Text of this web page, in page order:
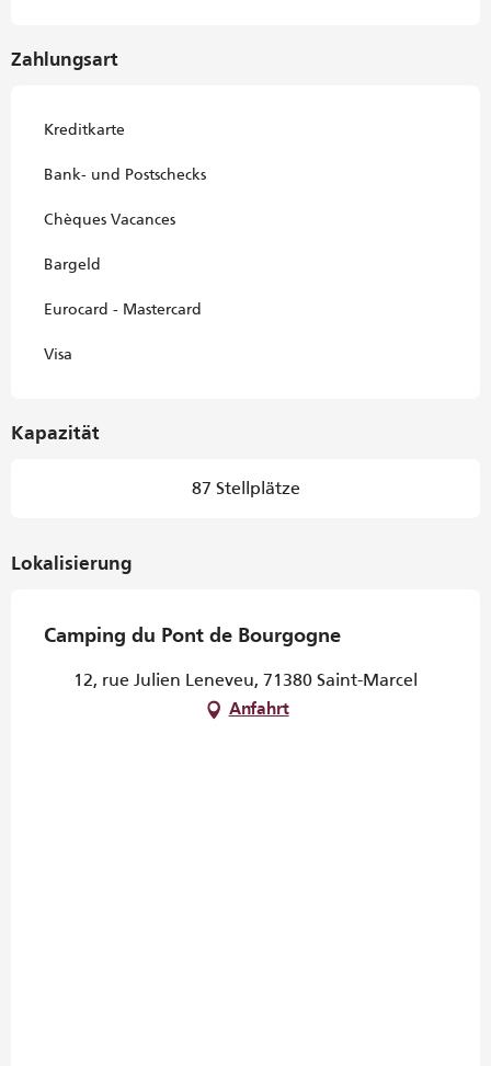
Zahlungsart
Kreditkarte
Bank- und Postschecks
Chèques Vacances
Bargeld
Eurocard - Mastercard
Visa
Kapazität
87 Stellplätze
Lokalisierung
Camping du Pont de Bourgogne
12, rue Julien Leneveu, 71380 Saint-Marcel
Anfahrt